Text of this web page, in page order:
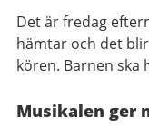
Det är fredag
hämtar och det
kören. Barnen ska
Musikalen ger